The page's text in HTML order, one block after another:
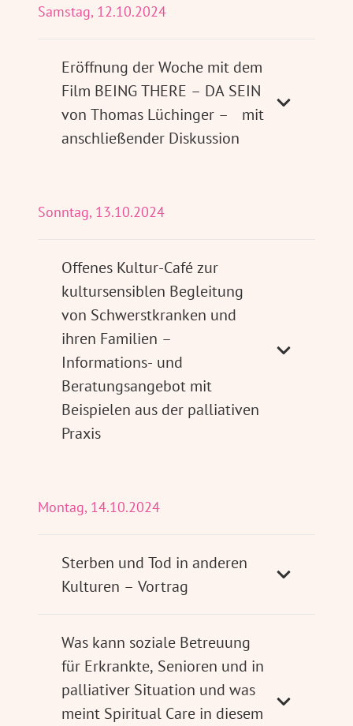
Samstag, 12.10.2024
Eröffnung der Woche mit dem
Film BEING THERE – DA SEIN
von Thomas Lüchinger – mit
anschließender Diskussion
Sonntag, 13.10.2024
Offenes Kultur-Café zur
kultursensiblen Begleitung
von Schwerstkranken und
ihren Familien –
Informations- und
Beratungsangebot mit
Beispielen aus der palliativen
Praxis
Montag, 14.10.2024
Sterben und Tod in anderen
Kulturen – Vortrag
Was kann soziale Betreuung
für Erkrankte, Senioren und in
palliativer Situation und was
meint Spiritual Care in diesem